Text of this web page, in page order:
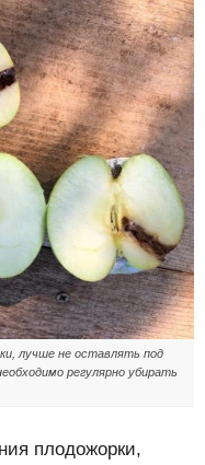
лучше не оставлять под
регулярно убирать
плодожорки,